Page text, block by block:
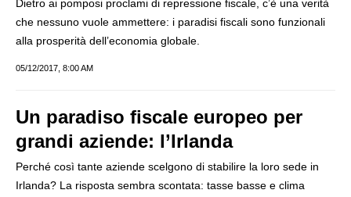
Dietro ai pomposi proclami di repressione fiscale, c’è una verità
che nessuno vuole ammettere: i paradisi fiscali sono funzionali
alla prosperità dell’economia globale.
05/12/2017, 8:00 AM
Un paradiso fiscale europeo per
grandi aziende: l’Irlanda
Perché così tante aziende scelgono di stabilire la loro sede in
Irlanda? La risposta sembra scontata: tasse basse e clima